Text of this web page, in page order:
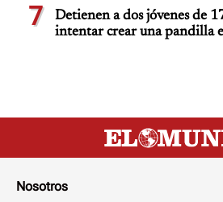
7
Detienen a dos jóvenes de
intentar crear una pandilla
Nosotros